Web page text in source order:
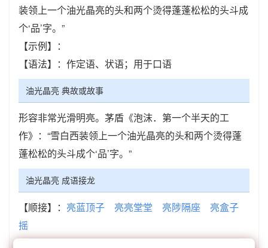
装领上一个油光晶亮的头和两个烫得蓬蓬松松的头斗成
个‘品’字。”
【示例】：
【语法】：作定语、状语；用于口语
油光晶亮 典故或故事
形容非常光滑明亮。茅盾《泡沫．第一个半天的工
作》：“雪白西装领上一个油光晶亮的头和两个烫得蓬
蓬松松的头斗成个‘品’字。”
油光晶亮 成语接龙
【顺接】： 亮蓝顶子 亮亮堂堂 亮陟隔座
亮盒子
摇
【顺接】：心明肚亮 铮明瓦亮 漂漂亮亮
大天白